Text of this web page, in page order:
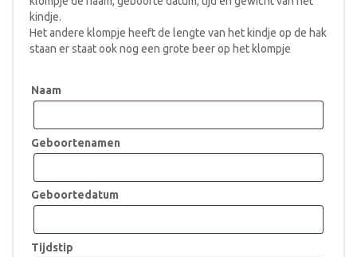
kindje.
Het andere klompje heeft de lengte van het kindje op de hak
staan er staat ook nog een grote beer op het klompje
Naam
Geboortenamen
Geboortedatum
Tijdstip